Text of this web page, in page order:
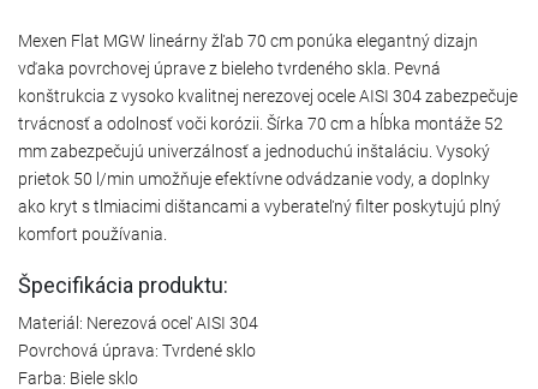
Mexen Flat MGW lineárny žľab 70 cm ponúka elegantný dizajn
vďaka povrchovej úprave z bieleho tvrdeného skla. Pevná
konštrukcia z vysoko kvalitnej nerezovej ocele AISI 304 zabezpečuje
trvácnosť a odolnosť voči korózii. Šírka 70 cm a hĺbka montáže 52
mm zabezpečujú univerzálnosť a jednoduchú inštaláciu. Vysoký
prietok 50 l/min umožňuje efektívne odvádzanie vody, a doplnky
ako kryt s tlmiacimi dištancami a vyberateľný filter poskytujú plný
komfort používania.
Špecifikácia produktu:
Materiál: Nerezová oceľ AISI 304
Povrchová úprava: Tvrdené sklo
Farba: Biele sklo